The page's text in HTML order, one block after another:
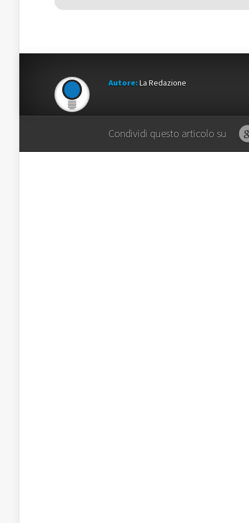
Autore:La Redazione
Condividi questo articolo su